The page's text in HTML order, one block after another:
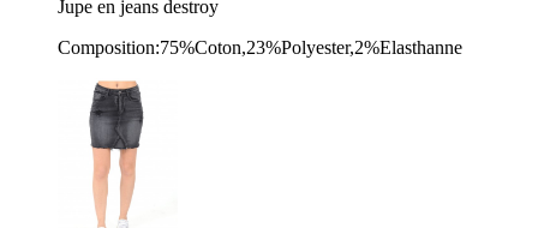
Jupe en jeans destroy
Composition:75%Coton,23%Polyester,2%Elasthanne